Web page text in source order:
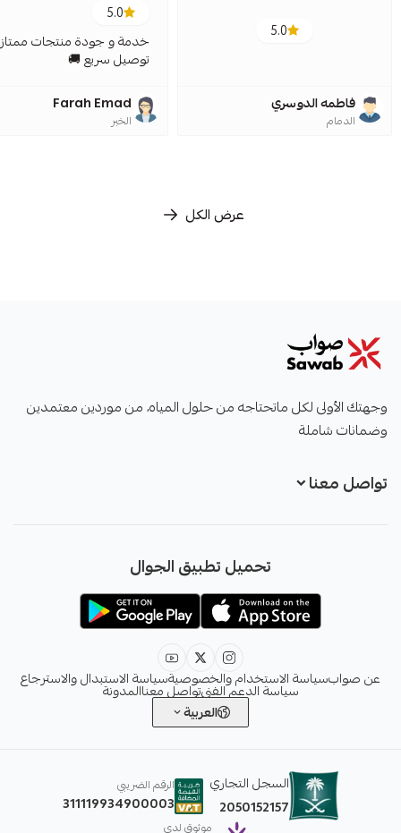
5.0
فاطمه الدوسري
الدمام
5.0
خدمة و جودة منتجات
توصيل سريع 🚚
Farah Emad
الخبر
عرض الكل
وجهتك الأولى لكل ماتحتاجه من حلول المياه، من موردين معتمدين
وضمانات شاملة
تواصل معنا
info@sawab.app
تحميل تطبيق الجوال
عن صوابسياسة الاستخدام والخصوصيةسياسة الاستبدال والاسترجاع
سياسة الدعم الفنيتواصل معناالمدونة
العربية
السجل التجاري
2050152157
الرقم الضريبي
311119934900003
موثوق لدى